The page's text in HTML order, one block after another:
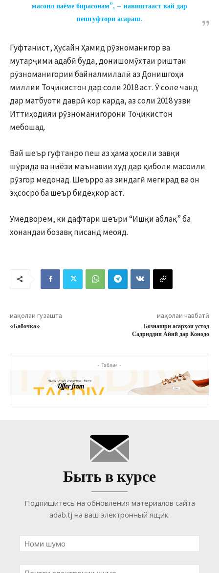
масоил паёме бирасонам”, – навиштааст вай дар
пешгуфтори асараш.
Гуфтанист, Ҳусайн Ҳамид рӯзноманигор ва
мутарҷими адабӣ буда, донишомӯхтаи риштаи
рӯзноманигории байналмилалӣ аз Донишгоҳи
миллии Тоҷикистон дар соли 2018 аст. Ӯ соле чанд
дар матбуоти даврӣ кор карда, аз соли 2018 узви
Иттиҳодияи рӯзноманигорони Тоҷикистон
мебошад.
Вай шеър гуфтанро пеш аз ҳама ҳосили завқи
шӯрида ва ниёзи маънавии худ дар қиболи масоили
рӯзгор медонад. Шеърро аз зиндагӣ мегирад ва он
эҳсосро ба шеър бидеҳкор аст.
Умедворем, ки дафтари шеъри “Ишқи аблақ” ба
хонандаи бозавқ писанд меояд.
мақолаи гузашта
«Бабочка»
мақолаи навбатӣ
Бознашри асарҳои устод
Садриддин Айнӣ дар Конодо
- Таблиғ -
Быть в курсе
Подпишитесь на обновления материалов сайта
adab.tj на ваш электронный ящик.